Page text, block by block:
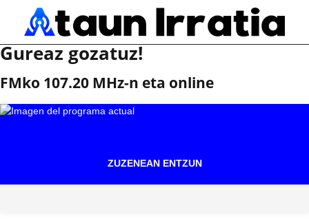
Gureaz gozatuz!
FMko 107.20 MHz-n eta online
ZUZENEAN ENTZUN